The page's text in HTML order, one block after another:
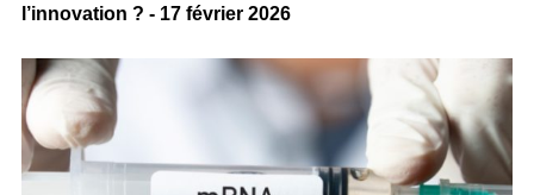
l’innovation ? - 17 février 2026